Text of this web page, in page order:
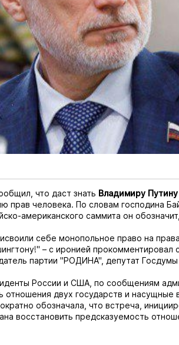
что даст знать Владимиру Путину
прав человека. По словам господина
американского саммита он
себе монопольное право на
– с иронией прокомментировал
партии "РОДИНА", депутат Госдумы
России и США, по сообщениям
отношения двух государств и насущные
обозначала, что встреча,
восстановить предсказуемость